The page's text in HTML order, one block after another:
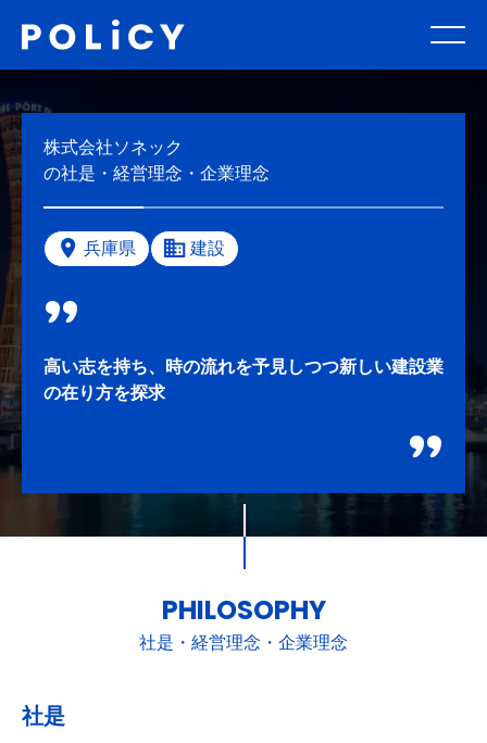
株式会社ソネック
の社是・経営理念・企業理念
兵庫県 建設
高い志を持ち、時の流れを予見しつつ新しい建設業
の在り方を探求
PHILOSOPHY
社是・経営理念・企業理念
社是